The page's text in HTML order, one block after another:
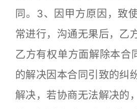
同。3、因甲方原因，致
常进行，沟通无果后，乙
乙方有权单方面解除本合
的解决因本合同引致的纠
解决，若协商无法解决的